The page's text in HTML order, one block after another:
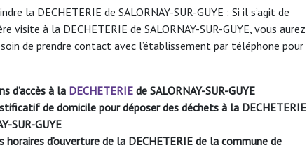
la DECHETERIE de SALORNAY-SUR-GUYE : Si il s’agit de
visite à la DECHETERIE de SALORNAY-SUR-GUYE, vous aurez
de prendre contact avec l’établissement par téléphone pour
d’accès à la DECHETERIE de SALORNAY-SUR-GUYE
de domicile pour déposer des déchets à la DECHETERIE
SUR-GUYE
horaires d’ouverture de la DECHETERIE de la commune de